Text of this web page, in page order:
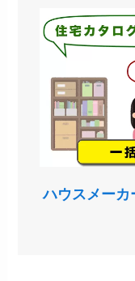
ハウスメーカ